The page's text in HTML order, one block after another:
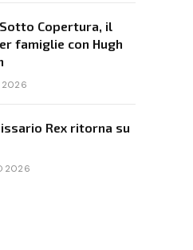
Copertura, il
famiglie con Hugh
2026
Rex ritorna su
2026